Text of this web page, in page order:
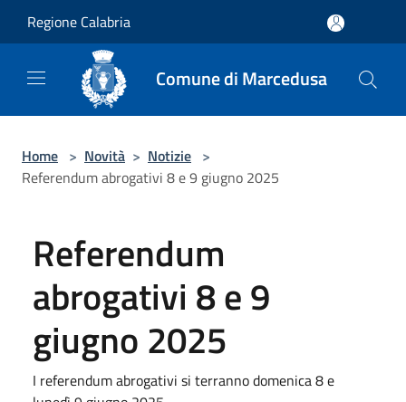
Regione Calabria
Comune di Marcedusa
Home > Novità > Notizie >
Referendum abrogativi 8 e 9 giugno 2025
Referendum
abrogativi 8 e 9
giugno 2025
I referendum abrogativi si terranno domenica 8 e